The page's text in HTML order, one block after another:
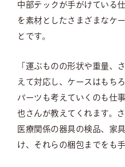
中部テックが手がけている
を素材としたさまざまなケ
とです。
「運ぶものの形状や重量、
えて対応し、ケースはもち
パーツも考えていくのも仕
也さんが教えてくれます。
医療関係の器具の検品、家
け、それらの梱包までをも